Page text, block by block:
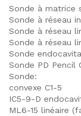
Sonde à matrice
Sonde à réseau
Sonde à réseau
Sonde à réseau
Sonde
Sonde PD Pencil
Sonde:
convexe C1-5
IC5-9-D
ML6-15 linéaire